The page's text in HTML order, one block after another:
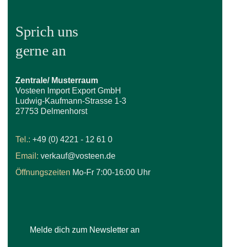
Sprich uns
gerne an
Zentrale/ Musterraum
Vosteen Import Export GmbH
Ludwig-Kaufmann-Strasse 1-3
27753 Delmenhorst
Tel.: +49 (0) 4221 - 12 61 0
Email: verkauf@vosteen.de
Öffnungszeiten Mo-Fr 7:00-16:00 Uhr
Melde dich zum Newsletter an